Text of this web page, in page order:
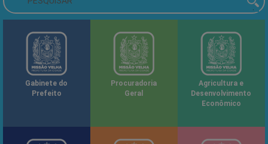
Gabinete do
Prefeito
Procuradoria
Geral
Agricultura e
Desenvolvimento
Econômico